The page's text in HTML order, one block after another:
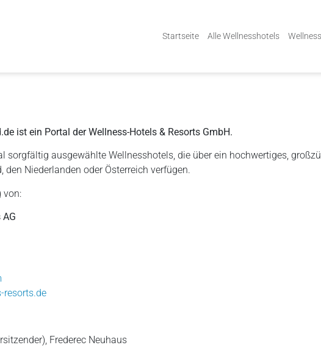
Startseite Alle Wellnesshotels
ist ein Portal der Wellness-Hotels & Resorts GmbH.
sorgfältig ausgewählte Wellnesshotels, die über ein hochwertiges,
Niederlanden oder Österreich verfügen.
von:
resorts.de
Frederec Neuhaus